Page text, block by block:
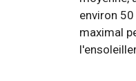
environ
maximal